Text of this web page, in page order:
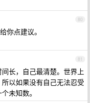
80
你点建议。
81
长，自己最清楚。世界上
以如果没有自己无法忍受
未知数。